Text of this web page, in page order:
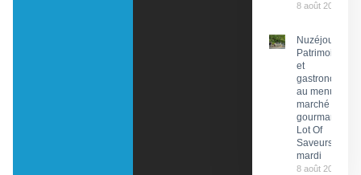
8 août 2026
Nuzéjouls :
Patrimoine
et
gastronomie
au menu du
marché
gourmand
Lot Of
Saveurs ce
mardi
8 août 2026